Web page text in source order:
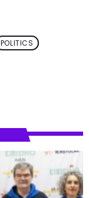
POLITICS